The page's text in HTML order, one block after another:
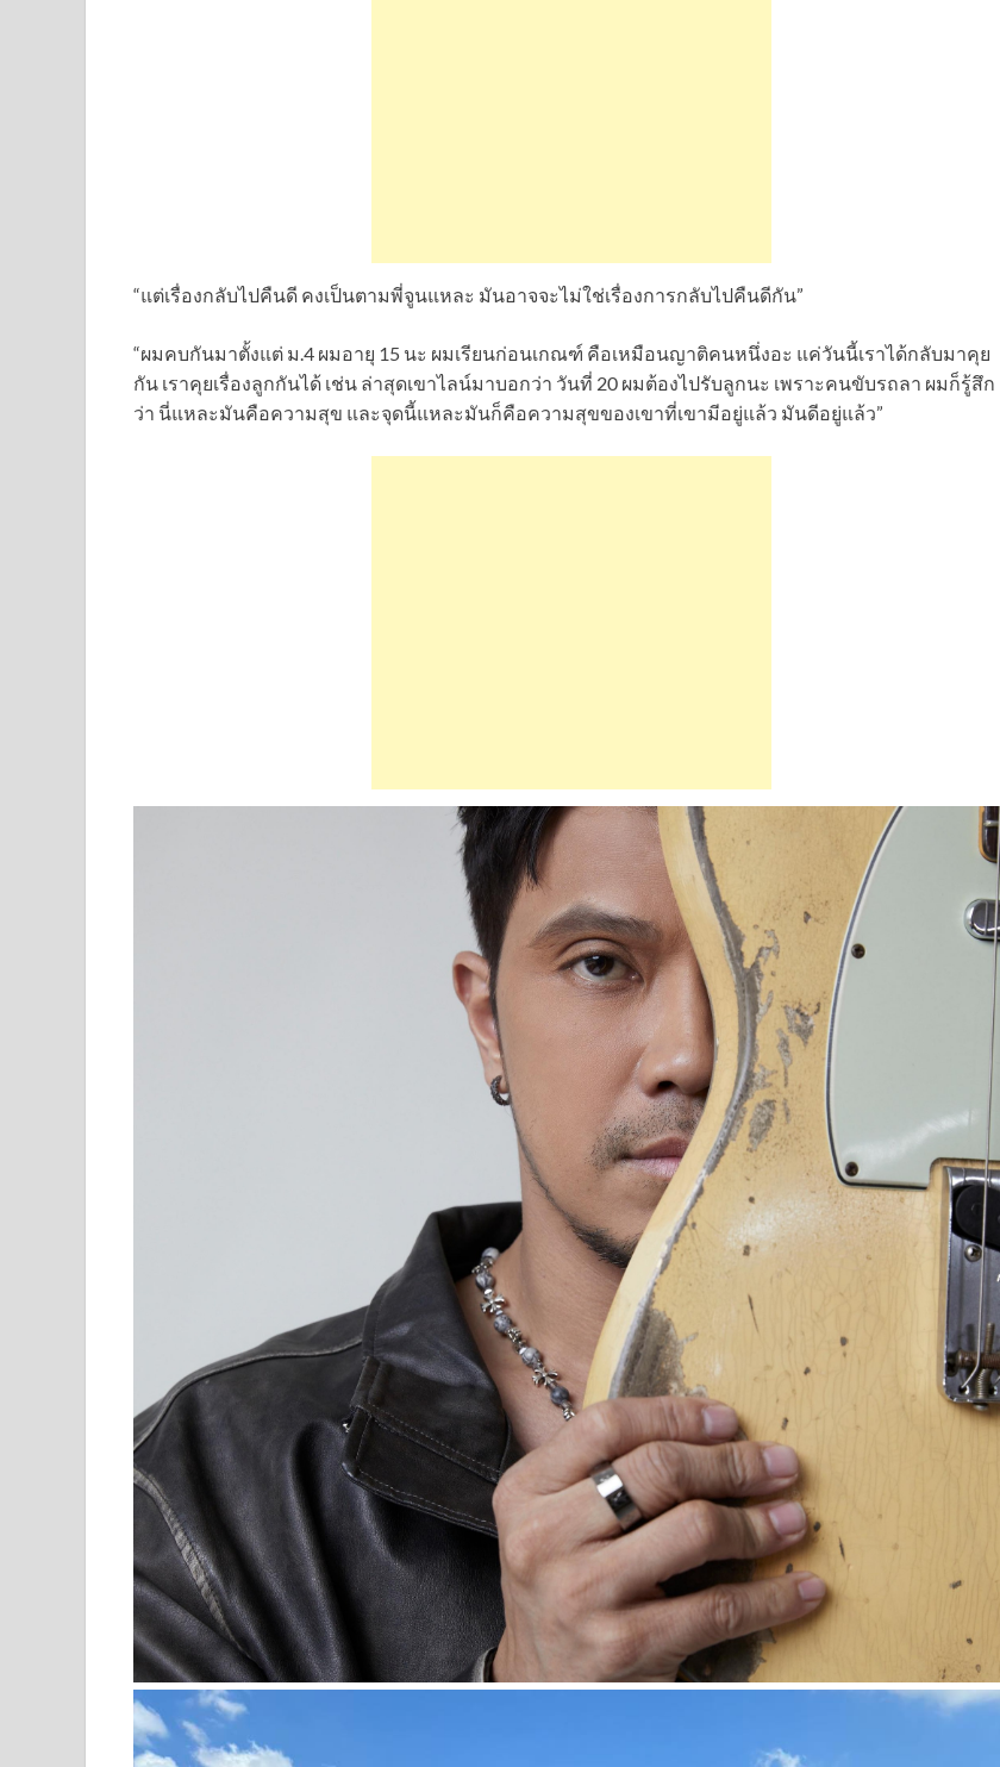
“แต่เรื่องกลับไปคืนดี คงเป็นตามพี่จูนแหละ มันอาจจะไม่ใช่เรื่องการกลับไปคืนดีกัน”
“ผมคบกันมาตั้งแต่ ม.4 ผมอายุ 15 นะ ผมเรียนก่อนเกณฑ์ คือเหมือนญาติคนหนึ่งอะ แค่วันนี้เราได้กลับมาคุย
กัน เราคุยเรื่องลูกกันได้ เช่น ล่าสุดเขาไลน์มาบอกว่า วันที่ 20 ผมต้องไปรับลูกนะ เพราะคนขับรถลา ผมก็รู้สึก
ว่า นี่แหละมันคือความสุข และจุดนี้แหละมันก็คือความสุขของเขาที่เขามีอยู่แล้ว มันดีอยู่แล้ว”